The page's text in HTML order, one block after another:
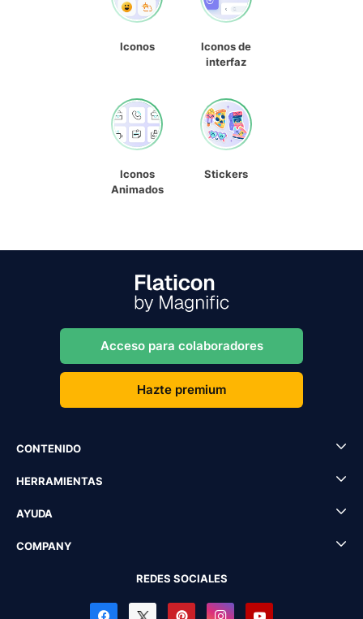
Iconos
Iconos de
interfaz
Iconos
Animados
Stickers
Acceso para colaboradores
Hazte premium
CONTENIDO
HERRAMIENTAS
AYUDA
COMPANY
REDES SOCIALES